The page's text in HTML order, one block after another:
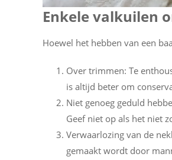
Enkele valkuilen
Hoewel het hebben van een
Over trimmen: Te
is altijd beter om
Niet genoeg geduld
Geef niet op als het niet
Verwaarlozing van de
gemaakt wordt door